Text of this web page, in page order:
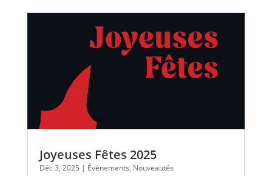
Joyeuses Fêtes 2025
Déc 3, 2025 | Évènements, Nouveautés